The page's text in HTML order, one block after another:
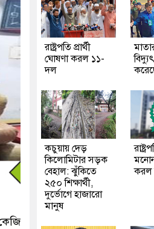
রাষ্ট্রপতি প্রার্থী
ঘোষণা করল ১১-
দল
কচুয়ায় দেড়
কিলোমিটার সড়ক
বেহাল: ঝুঁকিতে
২৫০ শিক্ষার্থী,
দুর্ভোগে হাজারো
মানুষ
করল